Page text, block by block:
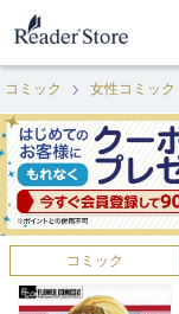
コミック 女性コミック
コミック